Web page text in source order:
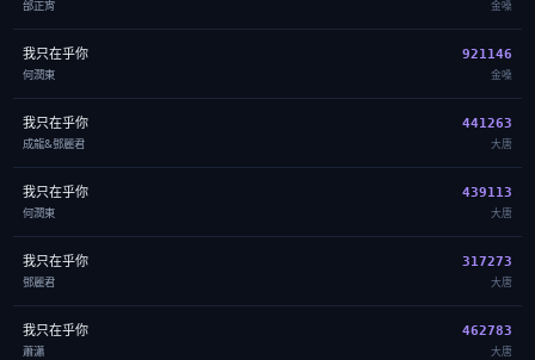
邰正宵 金嗓
我只在乎你
何潤東
921146
金嗓
我只在乎你
成龍&鄧麗君
441263
大唐
我只在乎你
何潤東
439113
大唐
我只在乎你
鄧麗君
317273
大唐
我只在乎你
蕭瀟
462783
大唐